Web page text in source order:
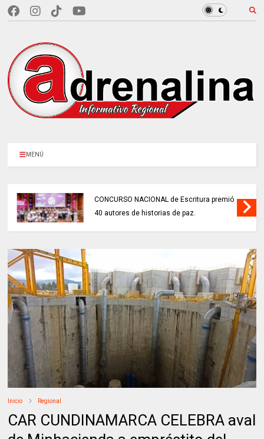
MENÚ
CONCURSO NACIONAL de Escritura premió
40 autores de historias de paz.
Inicio Regional
CAR CUNDINAMARCA CELEBRA aval